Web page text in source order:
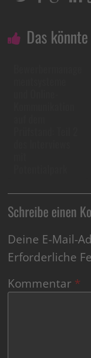
Das
Schreibe einen
Deine E-Mail-
Erforderliche
Kommentar *